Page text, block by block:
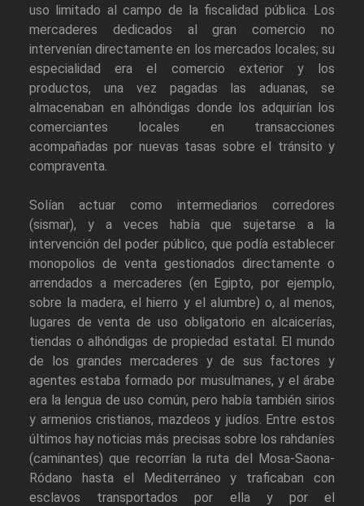
uso limitado al campo de la fiscalidad pública. Los
mercaderes dedicados al gran comercio no
intervenían directamente en los mercados locales; su
especialidad era el comercio exterior y los
productos, una vez pagadas las aduanas, se
almacenaban en alhóndigas donde los adquirían los
comerciantes locales en transacciones
acompañadas por nuevas tasas sobre el tránsito y
compraventa.
Solían actuar como intermediarios corredores
(sismar), y a veces había que sujetarse a la
intervención del poder público, que podía establecer
monopolios de venta gestionados directamente o
arrendados a mercaderes (en Egipto, por ejemplo,
sobre la madera, el hierro y el alumbre) o, al menos,
lugares de venta de uso obligatorio en alcaicerías,
tiendas o alhóndigas de propiedad estatal. El mundo
de los grandes mercaderes y de sus factores y
agentes estaba formado por musulmanes, y el árabe
era la lengua de uso común, pero había también sirios
y armenios cristianos, mazdeos y judíos. Entre estos
últimos hay noticias más precisas sobre los rahdaníes
(caminantes) que recorrían la ruta del Mosa-Saona-
Ródano hasta el Mediterráneo y traficaban con
esclavos transportados por ella y por el